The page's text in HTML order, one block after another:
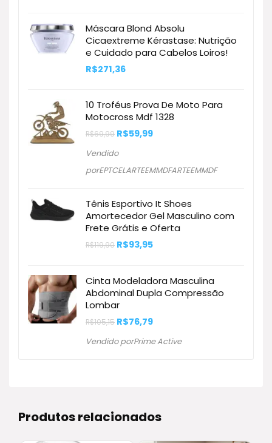
R$4.349,10.R$3.290,00.
Máscara Blond Absolu
Cicaextreme Kérastase: Nutrição
e Cuidado para Cabelos Loiros!
R$271,36
10 Troféus Prova De Moto Para
Motocross Mdf 1328
R$69,99 O
original
R$69,99.
R$59,99O
R$59,99.
Vendido
porEPTCELARTEEMMDFARTEEMMDF
Tênis Esportivo It Shoes
Amortecedor Gel Masculino com
Frete Grátis e Oferta
R$119,90 O
R$119,90.
R$93,95O
R$93,95.
Cinta Modeladora Masculina
Abdominal Dupla Compressão
Lombar
R$105,15 O
original
era:
R$76,79O
atual
Vendido porPrime Active
Produtos relacionados